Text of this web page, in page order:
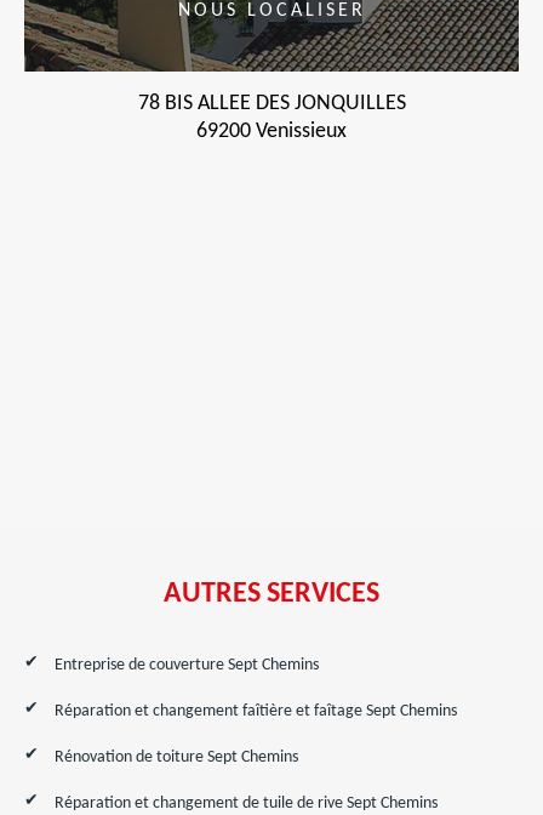
NOUS LOCALISER
78 BIS ALLEE DES JONQUILLES
69200 Venissieux
AUTRES SERVICES
Entreprise de couverture Sept Chemins
Réparation et changement faîtière et faîtage Sept Chemins
Rénovation de toiture Sept Chemins
Réparation et changement de tuile de rive Sept Chemins